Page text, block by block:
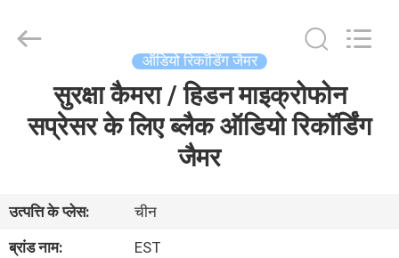
वीडियो
ELECTRONICS(HK)
CO.,LTD.
ऑडियो रिकॉर्डिंग जैमर
सुरक्षा कैमरा / हिडन माइक्रोफोन
सप्रेसर के लिए ब्लैक ऑडियो रिकॉर्डिंग
जैमर
उत्पत्ति के प्लेस:
चीन
ब्रांड नाम:
EST